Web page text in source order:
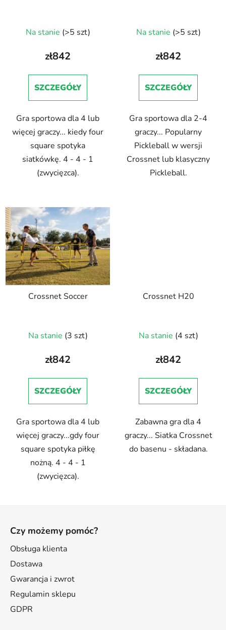
Na stanie (>5 szt)
zł842
SZCZEGÓŁY
Gra sportowa dla 4 lub
więcej graczy... kiedy four
square spotyka
siatkówkę. 4 - 4 - 1
(zwycięzca).
Na stanie (>5 szt)
zł842
SZCZEGÓŁY
Gra sportowa dla 2-4
graczy... Popularny
Pickleball w wersji
Crossnet lub klasyczny
Pickleball.
Crossnet Soccer
Na stanie (3 szt)
zł842
SZCZEGÓŁY
Gra sportowa dla 4 lub
więcej graczy...gdy four
square spotyka piłkę
nożną. 4 - 4 - 1
(zwycięzca).
Crossnet H20
Na stanie (4 szt)
zł842
SZCZEGÓŁY
Zabawna gra dla 4
graczy... Siatka Crossnet
do basenu - składana.
Czy możemy pomóc?
Obsługa klienta
Dostawa
Gwarancja i zwrot
Regulamin sklepu
GDPR